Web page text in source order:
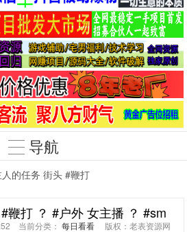
导航
的任务 街头 #鞭打
鞭打 ？ #户外 女主播 ？ #sm
当前分类： 每日看看 版权：老表资源网